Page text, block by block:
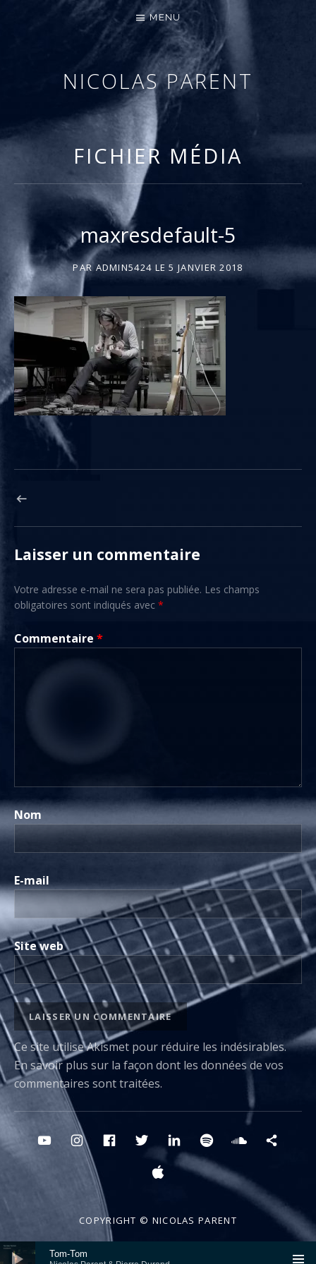
NICOLAS PARENT
MUSICIEN – COMPOSITEUR
MENU
FICHIER MÉDIA
maxresdefault-5
PARADMIN5424 LE 5 JANVIER 2018
Navigation de l’article
Laisser un commentaire
Votre adresse e-mail ne sera pas publiée. Les champs
obligatoires sont indiqués avec *
Commentaire *
Nom
E-mail
Site web
Ce site utilise Akismet pour réduire les indésirables.
En savoir plus sur la façon dont les données de vos
commentaires sont traitées.
Boutons des médias sociaux
YouTube
Instagram TwitterLinkedin
Spotify
Apple
COPYRIGHT © NICOLAS PARENT
Lecteur audio
Tom-Tom